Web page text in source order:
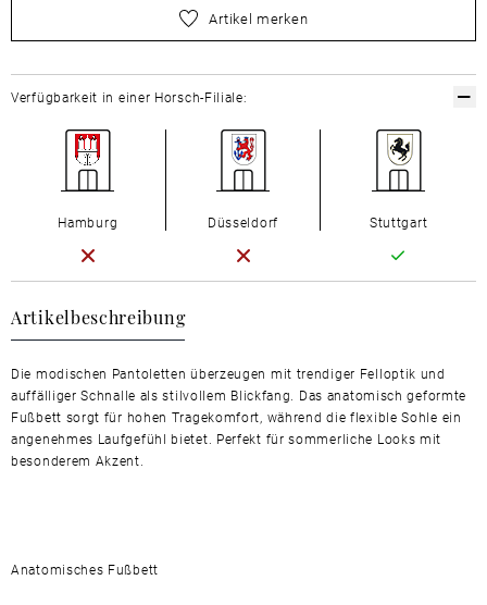
wählen Sie zuerst Ihre Größe aus
Artikel merken
Artikelbeschreibung
Die modischen Pantoletten überzeugen mit trendiger Felloptik und
auffälliger Schnalle als stilvollem Blickfang. Das anatomisch geformte
Fußbett sorgt für hohen Tragekomfort, während die flexible Sohle ein
angenehmes Laufgefühl bietet. Perfekt für sommerliche Looks mit
besonderem Akzent.
Anatomisches Fußbett
Verfügbarkeit in einer Horsch-Filiale:
Hamburg Düsseldorf Stuttgart